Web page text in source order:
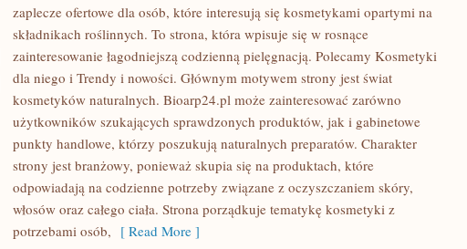
RECENZJE
PORÓWNANIA
zaplecze ofertowe dla osób, które interesują się kosmetykami opartymi na
składnikach roślinnych. To strona, która wpisuje się w rosnące
zainteresowanie łagodniejszą codzienną pielęgnacją. Polecamy Kosmetyki
dla niego i Trendy i nowości. Głównym motywem strony jest świat
kosmetyków naturalnych. Bioarp24.pl może zainteresować zarówno
użytkowników szukających sprawdzonych produktów, jak i gabinetowe
punkty handlowe, którzy poszukują naturalnych preparatów. Charakter
strony jest branżowy, ponieważ skupia się na produktach, które
odpowiadają na codzienne potrzeby związane z oczyszczaniem skóry,
włosów oraz całego ciała. Strona porządkuje tematykę kosmetyki z
potrzebami osób, [ Read More ]